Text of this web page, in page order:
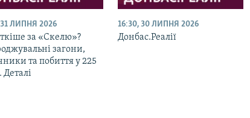
31 ЛИПНЯ 2026
за «Скелю»?
загони,
та побиття у 225
16:30, 30 ЛИПНЯ 2026
Донбас.Реалії